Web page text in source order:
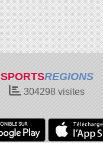
SPORTSREGIONS
304298 visites